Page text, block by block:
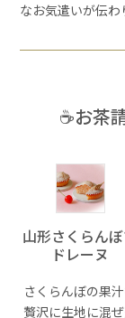
なお気遣いが伝わ
☕お茶
山形さくらん
ドレーヌ
さくらんぼの果
贅沢に生地に混